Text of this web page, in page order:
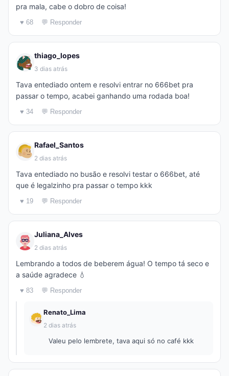
pra mala, cabe o dobro de coisa!
♥ 68 💬 Responder
thiago_lopes
3 dias atrás
Tava entediado ontem e resolvi entrar no 666bet pra
passar o tempo, acabei ganhando uma rodada boa!
♥ 34 💬 Responder
Rafael_Santos
2 dias atrás
Tava entediado no busão e resolvi testar o 666bet, até
que é legalzinho pra passar o tempo kkk
♥ 19 💬 Responder
Juliana_Alves
2 dias atrás
Lembrando a todos de beberem água! O tempo tá seco e
a saúde agradece 💧
♥ 83 💬 Responder
Renato_Lima
2 dias atrás
Valeu pelo lembrete, tava aqui só no café kkk